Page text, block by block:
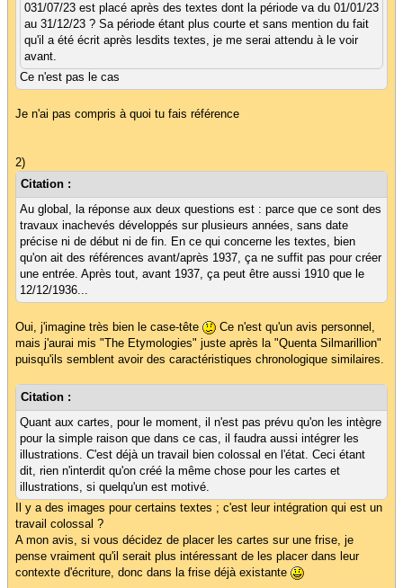
031/07/23 est placé après des textes dont la période va du 01/01/23
au 31/12/23 ? Sa période étant plus courte et sans mention du fait
qu'il a été écrit après lesdits textes, je me serai attendu à le voir
avant.
Ce n'est pas le cas
Je n'ai pas compris à quoi tu fais référence
2)
Citation :
Au global, la réponse aux deux questions est : parce que ce sont des
travaux inachevés développés sur plusieurs années, sans date
précise ni de début ni de fin. En ce qui concerne les textes, bien
qu'on ait des références avant/après 1937, ça ne suffit pas pour créer
une entrée. Après tout, avant 1937, ça peut être aussi 1910 que le
12/12/1936...
Oui, j'imagine très bien le case-tête
Ce n'est qu'un avis personnel,
mais j'aurai mis "The Etymologies" juste après la "Quenta Silmarillion"
puisqu'ils semblent avoir des caractéristiques chronologique similaires.
Citation :
Quant aux cartes, pour le moment, il n'est pas prévu qu'on les intègre
pour la simple raison que dans ce cas, il faudra aussi intégrer les
illustrations. C'est déjà un travail bien colossal en l'état. Ceci étant
dit, rien n'interdit qu'on créé la même chose pour les cartes et
illustrations, si quelqu'un est motivé.
Il y a des images pour certains textes ; c'est leur intégration qui est un
travail colossal ?
A mon avis, si vous décidez de placer les cartes sur une frise, je
pense vraiment qu'il serait plus intéressant de les placer dans leur
contexte d'écriture, donc dans la frise déjà existante